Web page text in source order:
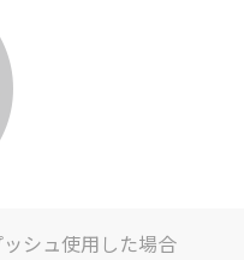
シュ使用した場合